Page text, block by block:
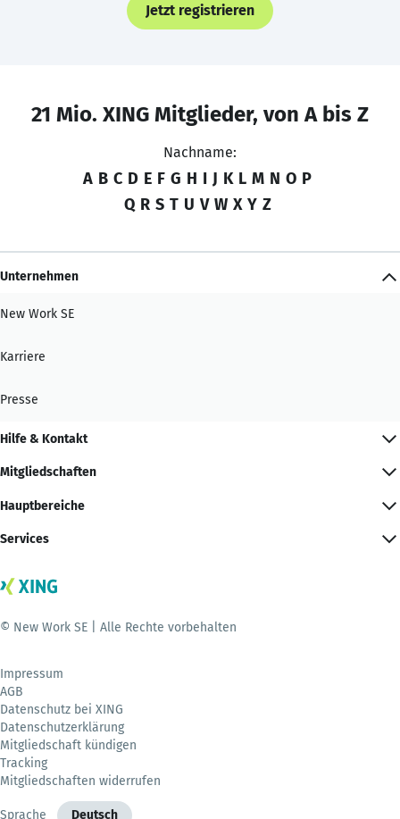
Jetzt registrieren
21 Mio. XING Mitglieder, von A bis Z
Nachname:
A B C D E F G H I J K L M N O P
Q R S T U V W X Y Z
Unternehmen
New Work SE
Karriere
Presse
Hilfe & Kontakt
Mitgliedschaften
Hauptbereiche
Services
© New Work SE | Alle Rechte vorbehalten
Impressum
AGB
Datenschutz bei XING
Datenschutzerklärung
Mitgliedschaft kündigen
Tracking
Mitgliedschaften widerrufen
Sprache Deutsch